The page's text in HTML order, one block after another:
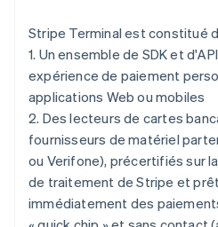
Stripe Terminal est constitué
1. Un ensemble de SDK et
expérience de paiement
applications Web ou mobiles
2. Des lecteurs de cartes
fournisseurs de matériel
ou Verifone), précertifiés sur
de traitement de Stripe et
immédiatement des
Chypre
English
Croatie
EnglishItaliano
Danemark
English
Émirats arabes unis
English
Espagne
EspañolEnglish